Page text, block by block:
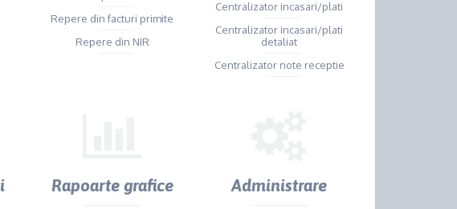
Repere din facturi primite
Repere din NIR
Centralizator incasari/plati
Centralizator incasari/plati
detaliat
Centralizator note receptie
Rapoarte grafice Administrare